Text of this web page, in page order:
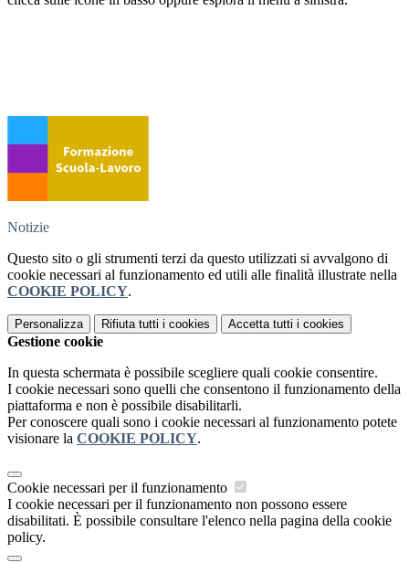
Notizie
Questo sito o gli strumenti terzi da questo utilizzati si avvalgono di
cookie necessari al funzionamento ed utili alle finalità illustrate nella
COOKIE POLICY.
Personalizza Rifiuta tutti i cookies Accetta tutti i cookies
Gestione cookie
In questa schermata è possibile scegliere quali cookie consentire.
I cookie necessari sono quelli che consentono il funzionamento della
piattaforma e non è possibile disabilitarli.
Per conoscere quali sono i cookie necessari al funzionamento potete
visionare la COOKIE POLICY.
Cookie necessari per il funzionamento
I cookie necessari per il funzionamento non possono essere
disabilitati. È possibile consultare l'elenco nella pagina della cookie
policy.